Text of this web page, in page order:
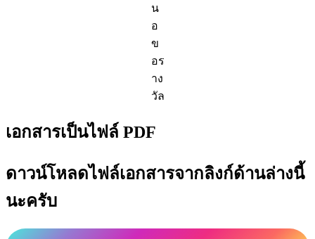
น
อ
ข
อร
าง
วัล
เอกสารเป็นไฟล์ PDF
ดาวน์โหลดไฟล์เอกสารจากลิงก์ด้านล่างนี้
นะครับ